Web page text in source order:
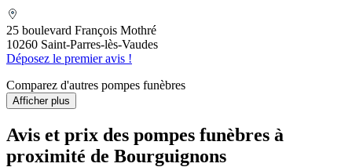
25 boulevard François Mothré
10260 Saint-Parres-lès-Vaudes
Déposez le premier avis !
Comparez d'autres pompes funèbres
Afficher plus
Avis et prix des pompes funèbres à
proximité de Bourguignons